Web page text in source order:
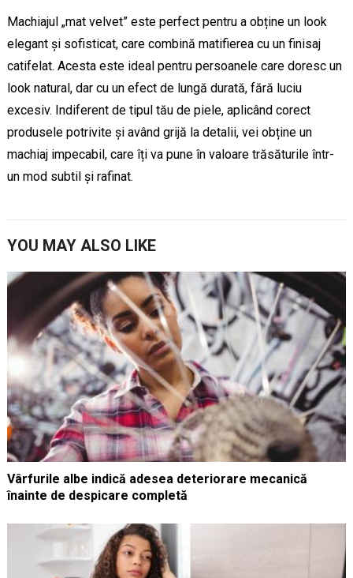
Machiajul „mat velvet” este perfect pentru a obține un look
elegant și sofisticat, care combină matifierea cu un finisaj
catifelat. Acesta este ideal pentru persoanele care doresc un
look natural, dar cu un efect de lungă durată, fără luciu
excesiv. Indiferent de tipul tău de piele, aplicând corect
produsele potrivite și având grijă la detalii, vei obține un
machiaj impecabil, care îți va pune în valoare trăsăturile într-
un mod subtil și rafinat.
YOU MAY ALSO LIKE
Vârfurile albe indică adesea deteriorare mecanică
înainte de despicare completă